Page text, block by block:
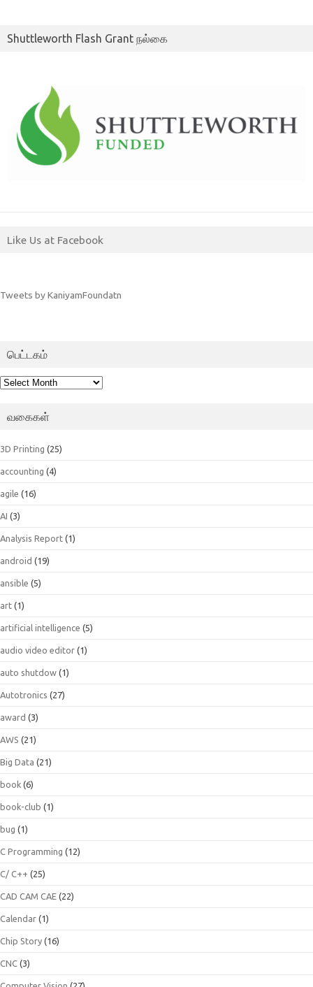
Shuttleworth Flash Grant நல்கை
Like Us at Facebook
Tweets by KaniyamFoundatn
பெட்டகம்
பெட்டகம்
வகைகள்
3D Printing (25)
accounting (4)
agile (16)
AI (3)
Analysis Report (1)
android (19)
ansible (5)
art (1)
artificial intelligence (5)
audio video editor (1)
auto shutdow (1)
Autotronics (27)
award (3)
AWS (21)
Big Data (21)
book (6)
book-club (1)
bug (1)
C Programming (12)
C/ C++ (25)
CAD CAM CAE (22)
Calendar (1)
Chip Story (16)
CNC (3)